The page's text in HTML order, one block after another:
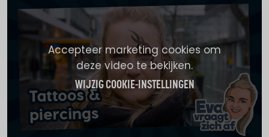
Accepteer marketing cookies om
deze video te bekijken.
WIJZIG COOKIE-INSTELLINGEN